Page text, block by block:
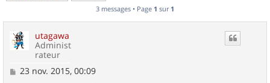
3 messages • Page 1 sur 1
utagawa
Administ
rateur
M
23 nov. 2015, 00:09